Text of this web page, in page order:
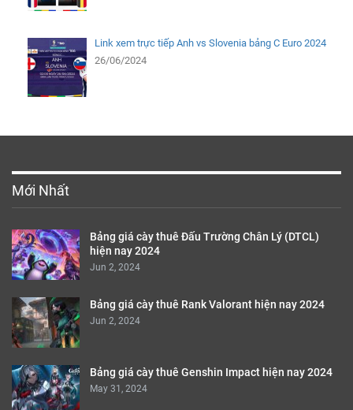
Link xem trực tiếp Anh vs Slovenia bảng C Euro 2024
26/06/2024
Mới Nhất
Bảng giá cày thuê Đấu Trường Chân Lý (DTCL)
hiện nay 2024
Jun 2, 2024
Bảng giá cày thuê Rank Valorant hiện nay 2024
Jun 2, 2024
Bảng giá cày thuê Genshin Impact hiện nay 2024
May 31, 2024